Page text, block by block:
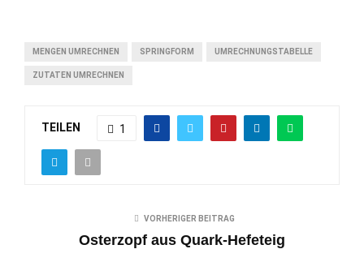
MENGEN UMRECHNEN SPRINGFORM UMRECHNUNGSTABELLE
ZUTATEN UMRECHNEN
TEILEN 1
VORHERIGER BEITRAG
Osterzopf aus Quark-Hefeteig